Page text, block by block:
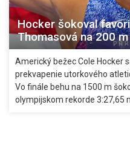
Hocker šokoval
Thomasová na 200 m
Americký bežec Cole Hocker
prekvapenie utorkového
Vo finále behu na 1500 m
olympijskom rekorde 3:27,65